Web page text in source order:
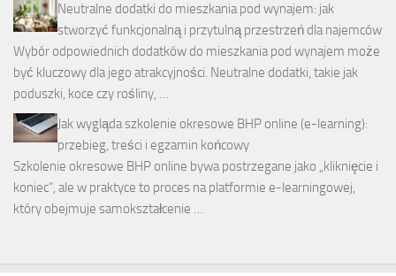
Neutralne dodatki do mieszkania pod wynajem: jak
stworzyć funkcjonalną i przytulną przestrzeń dla najemców
Wybór odpowiednich dodatków do mieszkania pod wynajem może
być kluczowy dla jego atrakcyjności. Neutralne dodatki, takie jak
poduszki, koce czy rośliny, …
Jak wygląda szkolenie okresowe BHP online (e-learning):
przebieg, treści i egzamin końcowy
Szkolenie okresowe BHP online bywa postrzegane jako „kliknięcie i
koniec”, ale w praktyce to proces na platformie e-learningowej,
który obejmuje samokształcenie …